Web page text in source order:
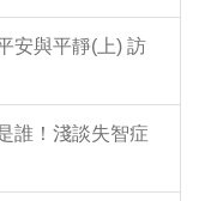
安與平靜(上) 訪
誰！淺談失智症